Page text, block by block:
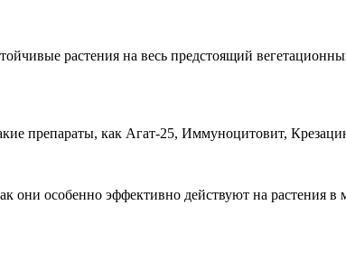
растения на весь предстоящий
препараты, как Агат-25, Иммуноцитовит,
они особенно эффективно действуют на растения в